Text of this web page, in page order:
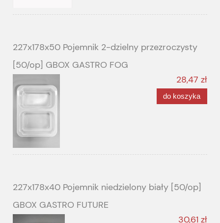
227x178x50 Pojemnik 2-dzielny przezroczysty
[50/op] GBOX GASTRO FOG
28,47 zł
do koszyka
227x178x40 Pojemnik niedzielony biały [50/op]
GBOX GASTRO FUTURE
30,61 zł